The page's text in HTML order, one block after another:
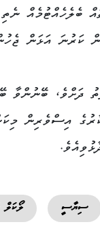
ބެލެހެއްޓުމެއް
ކަރުނަ އަޅަން
ދަށްވެ،
އިސްވެރިން
ސިޔާސީ